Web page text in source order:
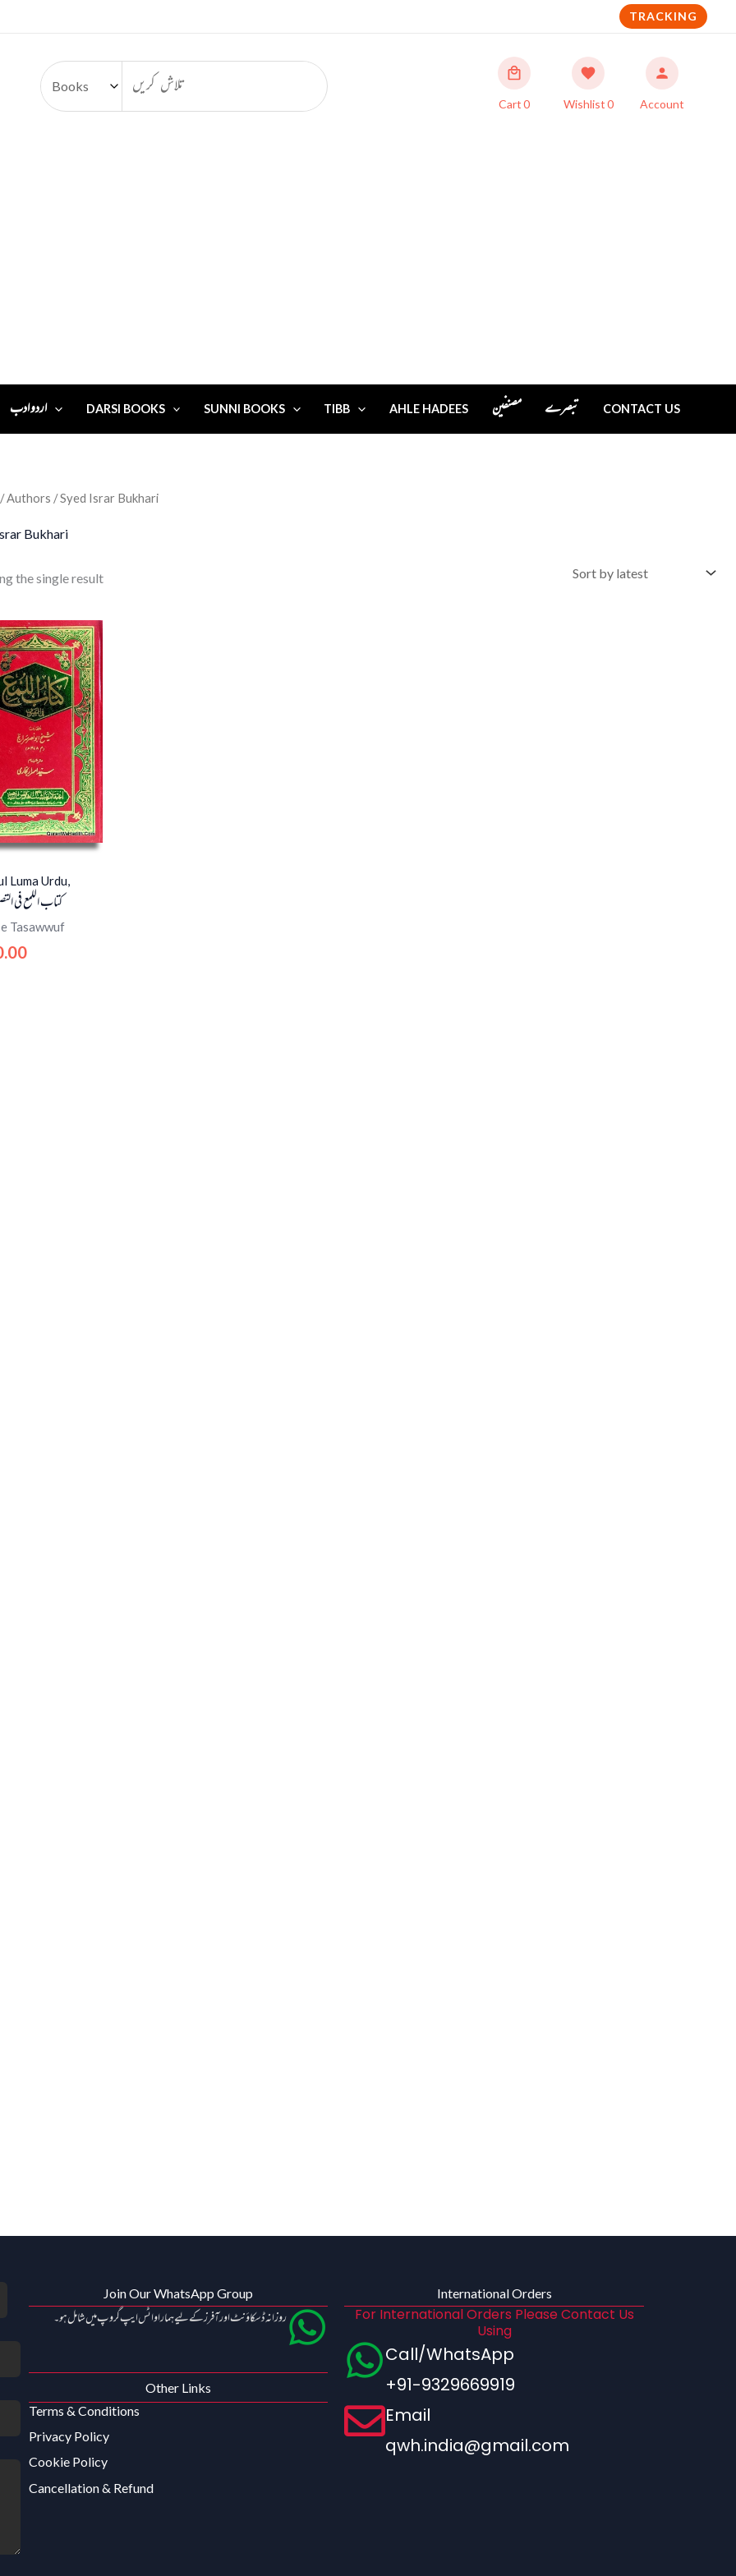
TRACKING
Cart0 Wishlist0 Account
اردو ادب DARSI BOOKS SUNNI BOOKS TIBB AHLE HADEES مصنفین تبصرے CONTACT US
/ Authors / Syed Israr Bukhari
Bukhari
the single result
Luma Urdu,
کتاب اللمع فی
Tasawwuf
Join Our WhatsApp Group
روزانہ ڈسکاؤنٹ اور آفرز کے لیے ہمارا واٹس ایپ گروپ میں شامل ہو۔
Other Links
Terms & Conditions
Privacy Policy
Cookie Policy
Cancellation & Refund
International Orders
For International Orders Please Contact Us
Using
Call/WhatsApp
+91-9329669919
Email
qwh.india@gmail.com